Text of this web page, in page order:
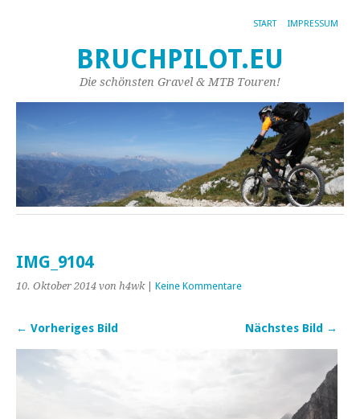
START IMPRESSUM
BRUCHPILOT.EU
Die schönsten Gravel & MTB Touren!
IMG_9104
10. Oktober 2014 von h4wk| Keine Kommentare
← Vorheriges Bild Nächstes Bild →